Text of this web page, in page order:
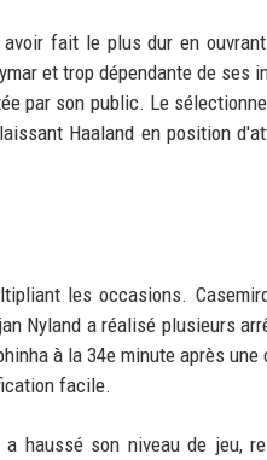
fait le plus dur en
et trop dépendante de ses
par son public. Le
Haaland en position
les occasions.
Nyland a réalisé plusieurs
à la 34e minute après une
facile.
haussé son niveau de jeu,